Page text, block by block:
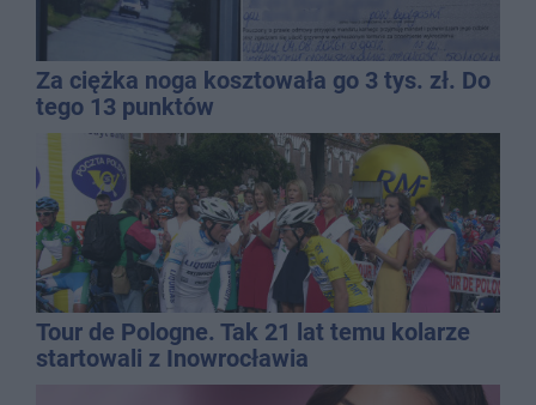
Za ciężka noga kosztowała go 3 tys. zł. Do
tego 13 punktów
Tour de Pologne. Tak 21 lat temu kolarze
startowali z Inowrocławia